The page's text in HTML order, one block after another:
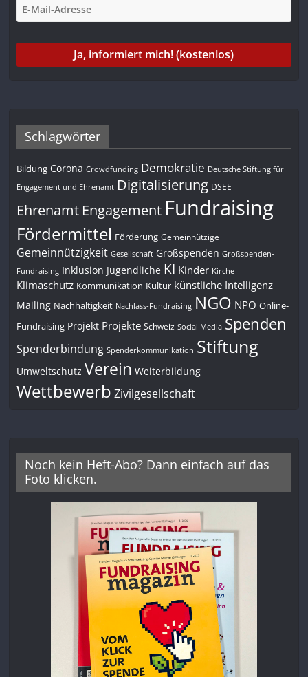
Schlagwörter
Bildung Corona Crowdfunding Demokratie Deutsche Stiftung für
Engagement und Ehrenamt Digitalisierung DSEE
Ehrenamt Engagement Fundraising
Fördermittel Förderung Gemeinnützige
Gemeinnützigkeit Gesellschaft Großspenden Großspenden-
Fundraising Inklusion Jugendliche KI Kinder Kirche
Klimaschutz Kommunikation Kultur künstliche Intelligenz
Mailing Nachhaltigkeit Nachlass-Fundraising NGO NPO Online-
Fundraising Projekt Projekte Schweiz Social Media Spenden
Spenderbindung Spenderkommunikation Stiftung
Umweltschutz Verein Weiterbildung
Wettbewerb Zivilgesellschaft
Noch kein Heft-Abo? Dann einfach auf das
Foto klicken.